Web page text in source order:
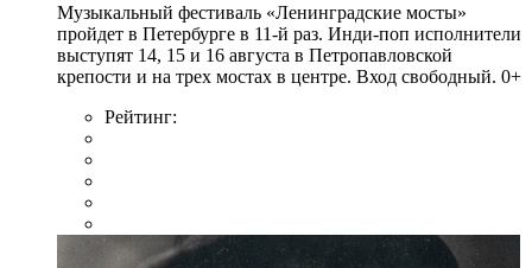
Музыкальный фестиваль «Ленинградские мосты»
пройдет в Петербурге в 11-й раз. Инди-поп исполнители
выступят 14, 15 и 16 августа в Петропавловской
крепости и на трех мостах в центре. Вход свободный. 0+
Рейтинг: